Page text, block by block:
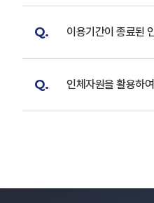
Q. 이용기간이 종료된
Q. 인체자원을 활용하